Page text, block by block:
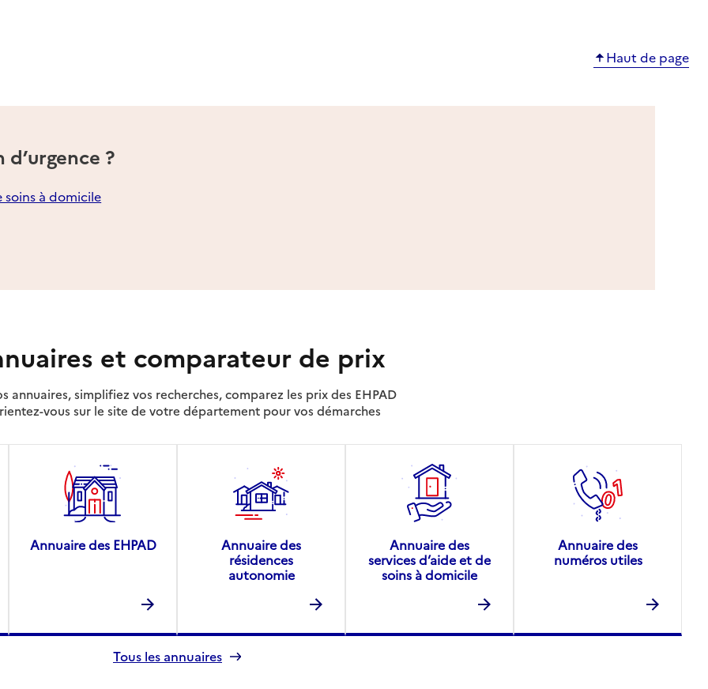
Haut de page
?
soins à domicile
et comparateur de prix
annuaires, simplifiez vos recherches, comparez les prix des EHPAD
vous sur le site de votre département pour vos démarches
Annuaire des EHPAD
Annuaire des
résidences
autonomie
Annuaire des
services d’aide et de
soins à domicile
Annuaire des
numéros utiles
Tous les annuaires